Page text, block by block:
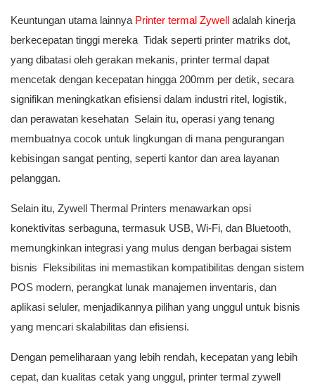
Keuntungan utama lainnya Printer termal Zywell adalah kinerja
berkecepatan tinggi mereka Tidak seperti printer matriks dot,
yang dibatasi oleh gerakan mekanis, printer termal dapat
mencetak dengan kecepatan hingga 200mm per detik, secara
signifikan meningkatkan efisiensi dalam industri ritel, logistik,
dan perawatan kesehatan Selain itu, operasi yang tenang
membuatnya cocok untuk lingkungan di mana pengurangan
kebisingan sangat penting, seperti kantor dan area layanan
pelanggan.
Selain itu, Zywell Thermal Printers menawarkan opsi
konektivitas serbaguna, termasuk USB, Wi-Fi, dan Bluetooth,
memungkinkan integrasi yang mulus dengan berbagai sistem
bisnis Fleksibilitas ini memastikan kompatibilitas dengan sistem
POS modern, perangkat lunak manajemen inventaris, dan
aplikasi seluler, menjadikannya pilihan yang unggul untuk bisnis
yang mencari skalabilitas dan efisiensi.
Dengan pemeliharaan yang lebih rendah, kecepatan yang lebih
cepat, dan kualitas cetak yang unggul, printer termal zywell